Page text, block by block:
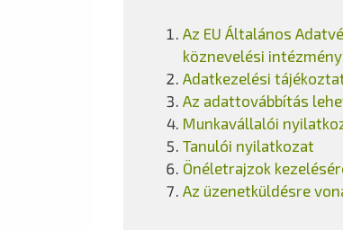
Az EU Általános
köznevelési
Adatkezelési
Az adattovábbítás
Munkavállalói
Tanulói nyilatkozat
Önéletrajzok
Az üzenetküldésre